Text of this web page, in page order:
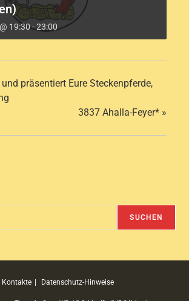
19:30-23:00
präsentiert Eure Steckenpferde,
3837 Ahalla-Feyer* »
SUCHEN
Kontakte Datenschutz-Hinweise